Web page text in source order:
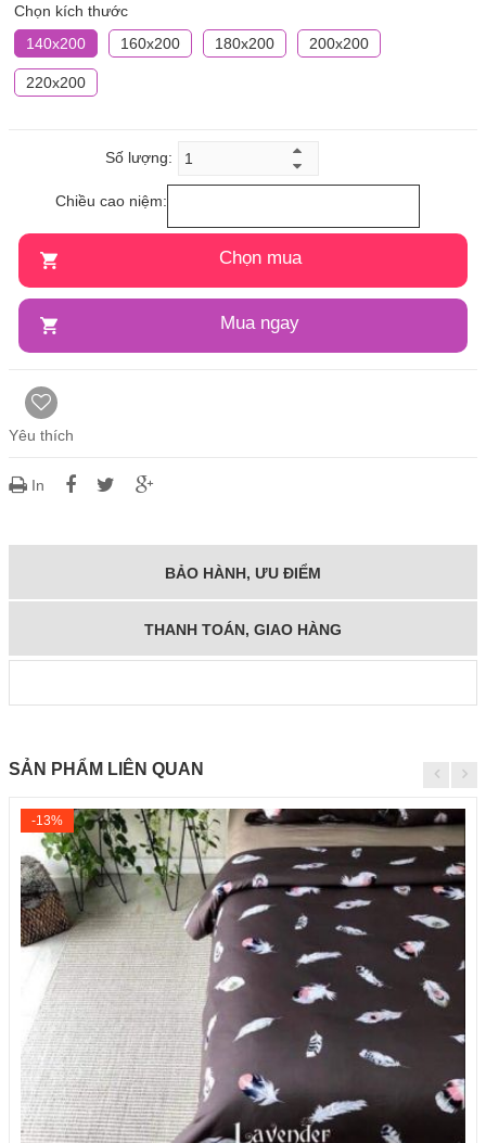
Chọn kích thước
140x200
160x200 180x200 200x200
220x200
Số lượng:
Chiều cao niệm:
Chọn mua
Mua ngay
Yêu thích
In
BẢO HÀNH, ƯU ĐIỂM
THANH TOÁN, GIAO HÀNG
SẢN PHẨM LIÊN QUAN
-13%